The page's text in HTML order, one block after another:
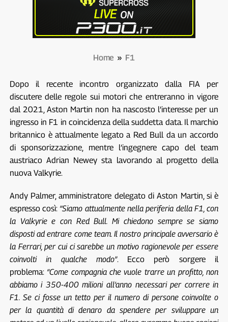
Home » F1
Dopo il recente incontro organizzato dalla FIA per
discutere delle regole sui motori che entreranno in vigore
dal 2021, Aston Martin non ha nascosto l’interesse per un
ingresso in F1 in coincidenza della suddetta data. Il marchio
britannico è attualmente legato a Red Bull da un accordo
di sponsorizzazione, mentre l’ingegnere capo del team
austriaco Adrian Newey sta lavorando al progetto della
nuova Valkyrie.
Andy Palmer, amministratore delegato di Aston Martin, si è
espresso così: “Siamo attualmente nella periferia della F1, con
la Valkyrie e con Red Bull. Mi chiedono sempre se siamo
disposti ad entrare come team. Il nostro principale avversario è
la Ferrari, per cui ci sarebbe un motivo ragionevole per essere
coinvolti in qualche modo”. Ecco però sorgere il
problema: “Come compagnia che vuole trarre un profitto, non
abbiamo i 350-400 milioni all’anno necessari per correre in
F1. Se ci fosse un tetto per il numero di persone coinvolte o
per la quantità di denaro da spendere per sviluppare un